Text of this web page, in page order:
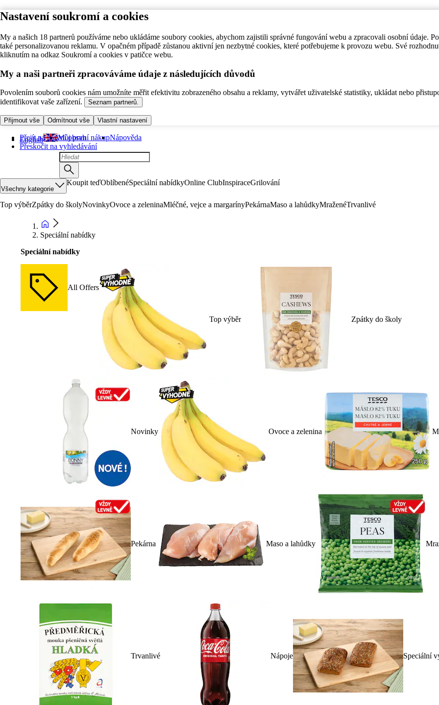
Nastavení soukromí a cookies
My a našich 18 partnerů používáme nebo ukládáme soubory cookies, abychom zajistili správné fungování webu a zpracovali osobní údaje.
také personalizovanou reklamu. V opačném případě zůstanou aktivní jen nezbytné cookies, které potřebujeme k provozu webu. Své
kliknutím na odkaz Soukromí a cookies v patičce webu.
My a naši partneři zpracováváme údaje z následujících důvodů
Povolením souborů cookies nám umožníte měřit efektivitu zobrazeného obsahu a reklamy, vytvářet uživatelské statistiky, ukládat nebo
identifikovat vaše zařízení.
Seznam partnerů.
Přijmout vše Odmítnout vše Vlastní nastavení
Přejít na hlavní obsah
Přeskočit na vyhledávání
English Můj první nákupNápověda
Všechny kategorie
Koupit teďOblíbenéSpeciální nabídkyOnline ClubInspiraceGrilování
Top výběrZpátky do školyNovinkyOvoce a zeleninaMléčné, vejce a margarínyPekárnaMaso a lahůdkyMraženéTrvanlivé
Speciální nabídky
Speciální nabídky
All Offers
Top výběr Zpátky do školy
Novinky Ovoce a zelenina
Pekárna Maso a lahůdky
Trvanlivé Nápoje Speciální